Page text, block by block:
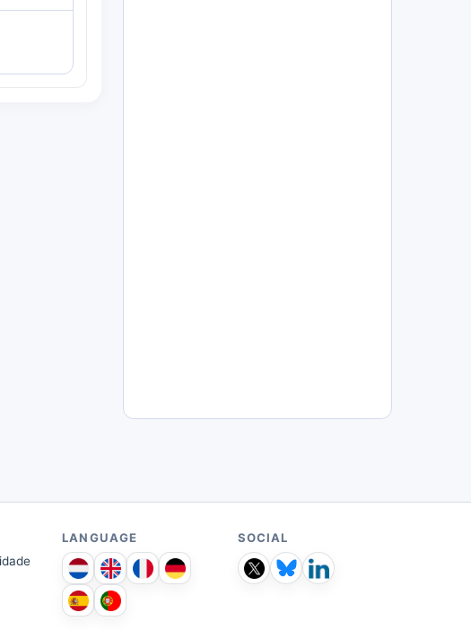
LANGUAGE SOCIAL